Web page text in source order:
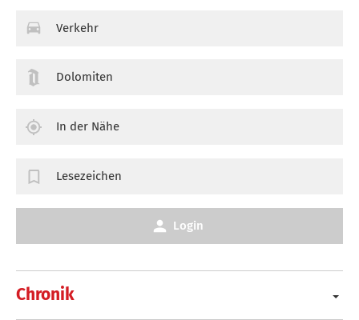
Chronik
Verkehr
Dolomiten
In der Nähe
Lesezeichen
Login